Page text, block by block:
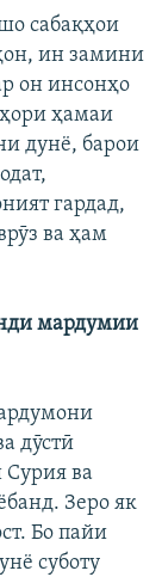
сабақҳои
ин замини
он инсонҳо
ҳамаи
дунё, барои
гардад,
ва ҳам
мардумии
дӯстӣ
Сурия ва
Зеро як
Бо пайи
суботу